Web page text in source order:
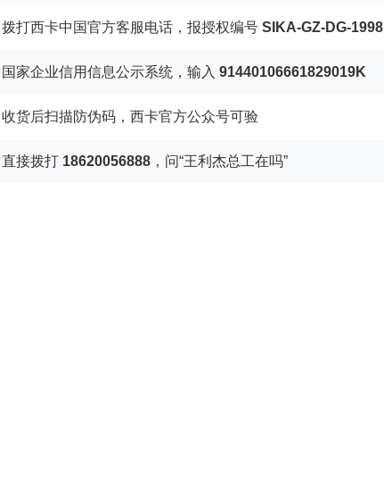
拨打西卡中国官方客服电话，报授权编号SIKA-GZ-DG-1998
国家企业信用信息公示系统，输入91440106661829019K
收货后扫描防伪码，西卡官方公众号可验
直接拨打 18620056888 ，问“王利杰总工在吗”